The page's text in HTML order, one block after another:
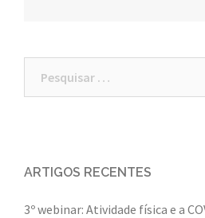
ARTIGOS RECENTES
3º webinar: Atividade física e a